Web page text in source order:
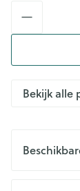
Bekijk alle